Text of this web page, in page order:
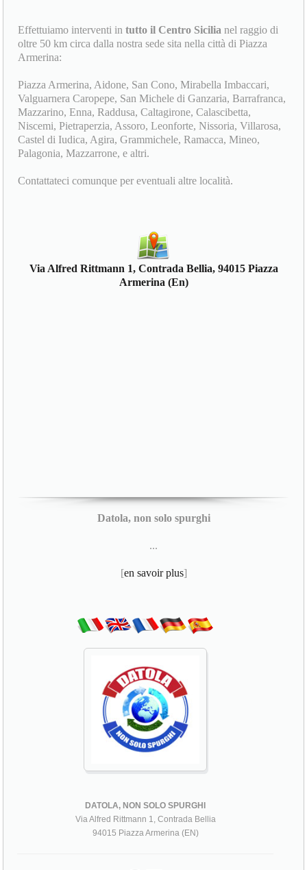
Effettuiamo interventi intutto il Centro Sicilia nel raggio di
oltre 50 km circa dalla nostra sede sita nella città di Piazza
Armerina:
Piazza Armerina, Aidone, San Cono, Mirabella Imbaccari,
Valguarnera Caropepe, San Michele di Ganzaria, Barrafranca,
Mazzarino, Enna, Raddusa, Caltagirone, Calascibetta,
Niscemi, Pietraperzia, Assoro, Leonforte, Nissoria, Villarosa,
Castel di Iudica, Agira, Grammichele, Ramacca, Mineo,
Palagonia, Mazzarrone, e altri.
Contattateci comunque per eventuali altre località.
Via Alfred Rittmann 1, Contrada Bellia, 94015 Piazza
Armerina (En)
Datola, non solo spurghi
...
[en savoir plus]
DATOLA, NON SOLO SPURGHI
Via Alfred Rittmann 1, Contrada Bellia
94015 Piazza Armerina (EN)